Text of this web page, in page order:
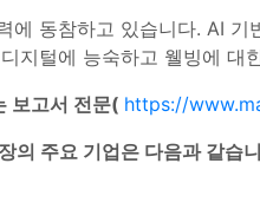
에 동참하고 있습니다. AI
지털에 능숙하고 웰빙에 대
보고서 전문( https://
의 주요 기업은 다음과 같습